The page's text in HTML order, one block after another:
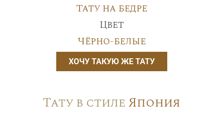
Тату на бедре
Цвет
Чёрно-белые
ХОЧУ ТАКУЮ ЖЕ ТАТУ
Тату в стилеЯпония